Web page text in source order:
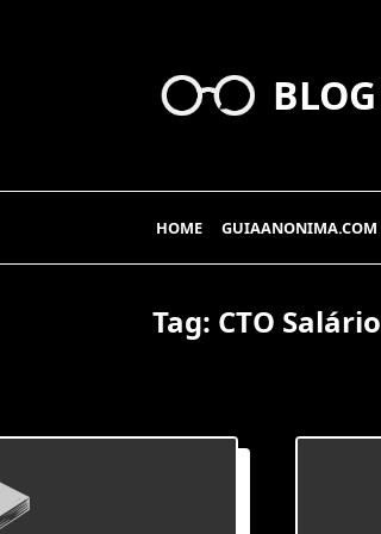
BLOG
HOME GUIAANONIMA.COM
Tag: CTO Salário